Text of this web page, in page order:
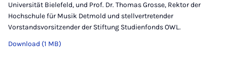
Universität Bielefeld, und Prof. Dr. Thomas Grosse, Rektor der
Hochschule für Musik Detmold und stellvertretender
Vorstandsvorsitzender der Stiftung Studienfonds OWL.
Download (1 MB)